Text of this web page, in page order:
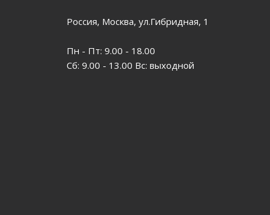
Россия, Москва, ул.Гибридная, 1
Пн - Пт: 9.00 - 18.00
Сб: 9.00 - 13.00 Вс: выходной